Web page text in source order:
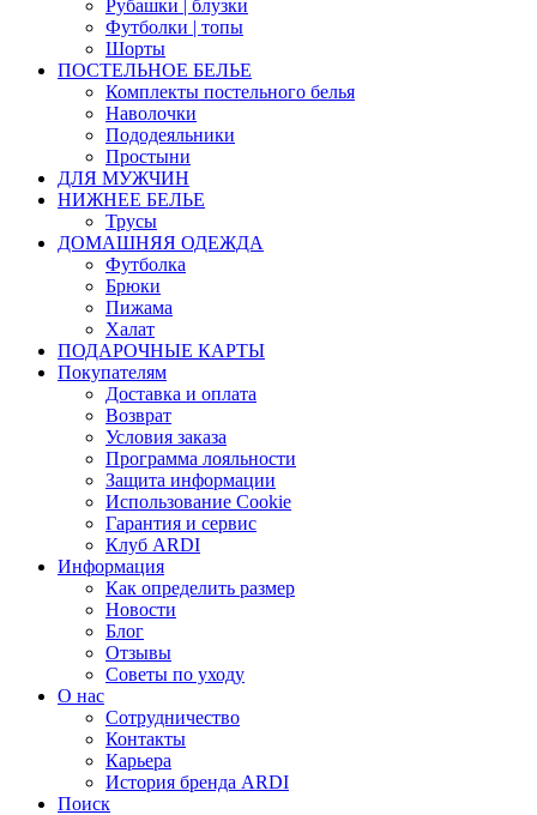
Рубашки | блузки
Футболки | топы
Шорты
ПОСТЕЛЬНОЕ БЕЛЬЕ
Комплекты постельного белья
Наволочки
Пододеяльники
Простыни
ДЛЯ МУЖЧИН
НИЖНЕЕ БЕЛЬЕ
Трусы
ДОМАШНЯЯ ОДЕЖДА
Футболка
Брюки
Пижама
Халат
ПОДАРОЧНЫЕ КАРТЫ
Покупателям
Доставка и оплата
Возврат
Условия заказа
Программа лояльности
Защита информации
Использование Cookie
Гарантия и сервис
Клуб ARDI
Информация
Как определить размер
Новости
Блог
Отзывы
Советы по уходу
О нас
Сотрудничество
Контакты
Карьера
История бренда ARDI
Поиск